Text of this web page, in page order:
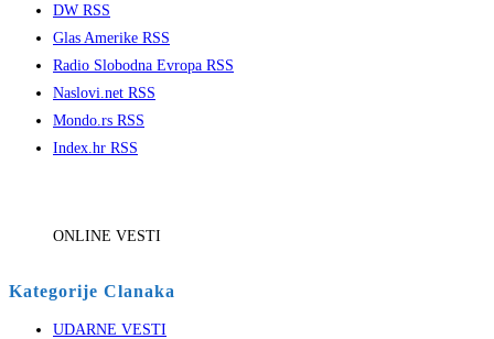
DW RSS
Glas Amerike RSS
Radio Slobodna Evropa RSS
Naslovi.net RSS
Mondo.rs RSS
Index.hr RSS
ONLINE VESTI
Kategorije Clanaka
UDARNE VESTI